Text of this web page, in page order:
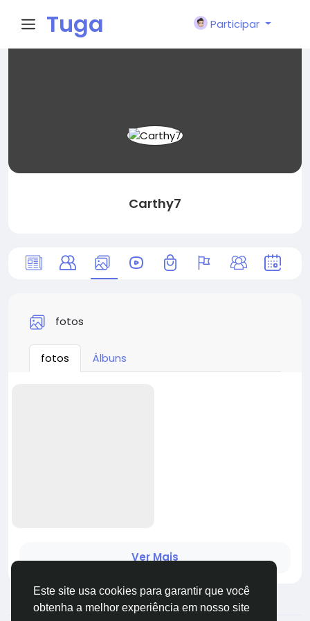
Este site usa cookies para garantir que você
obtenha a melhor experiência em nosso site
Tuga
Participar
Carthy7
fotos
fotos Álbuns
Ver Mais